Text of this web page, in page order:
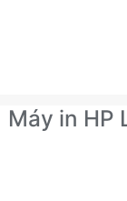
Máy in HP